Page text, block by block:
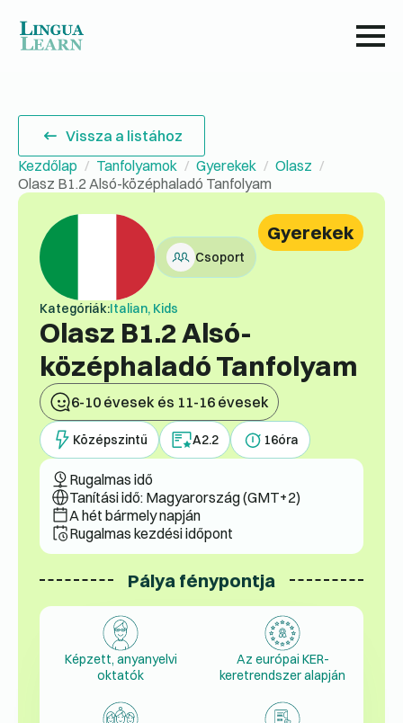
Vissza a listához
Kezdőlap
Tanfolyamok Gyerekek
Olasz
Olasz B1.2 Alsó-középhaladó Tanfolyam
Csoport
Kategóriák:Italian, Kids
Olasz B1.2 Alsó-
középhaladó Tanfolyam
6-10 évesek és 11-16 évesek
Gyerekek
Középszintű A2.2 16óra
Rugalmas idő
Tanítási idő: Magyarország (GMT+2)
A hét bármely napján
Rugalmas kezdési időpont
Pálya fénypontja
Képzett, anyanyelvi
oktatók
Az európai KER-
keretrendszer alapján